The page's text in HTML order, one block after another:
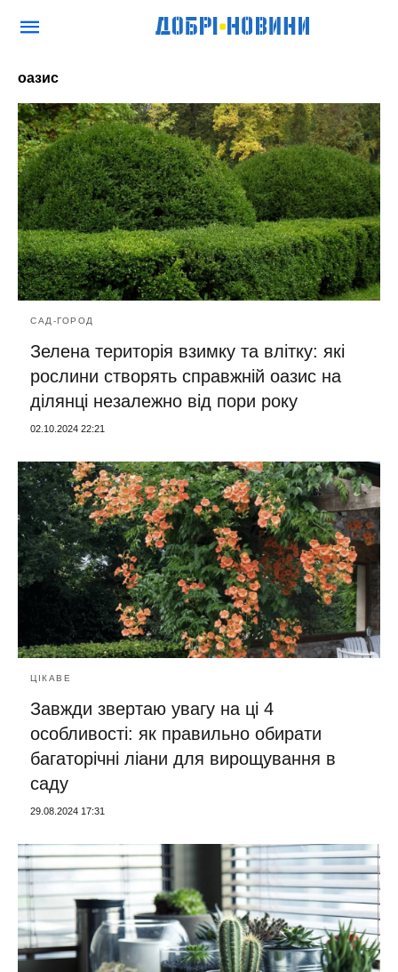
оазис
САД-ГОРОД
Зелена територія взимку та влітку: які
рослини створять справжній оазис на
ділянці незалежно від пори року
02.10.2024 22:21
ЦІКАВЕ
Завжди звертаю увагу на ці 4
особливості: як правильно обирати
багаторічні ліани для вирощування в
саду
29.08.2024 17:31